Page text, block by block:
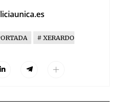
XERARDO